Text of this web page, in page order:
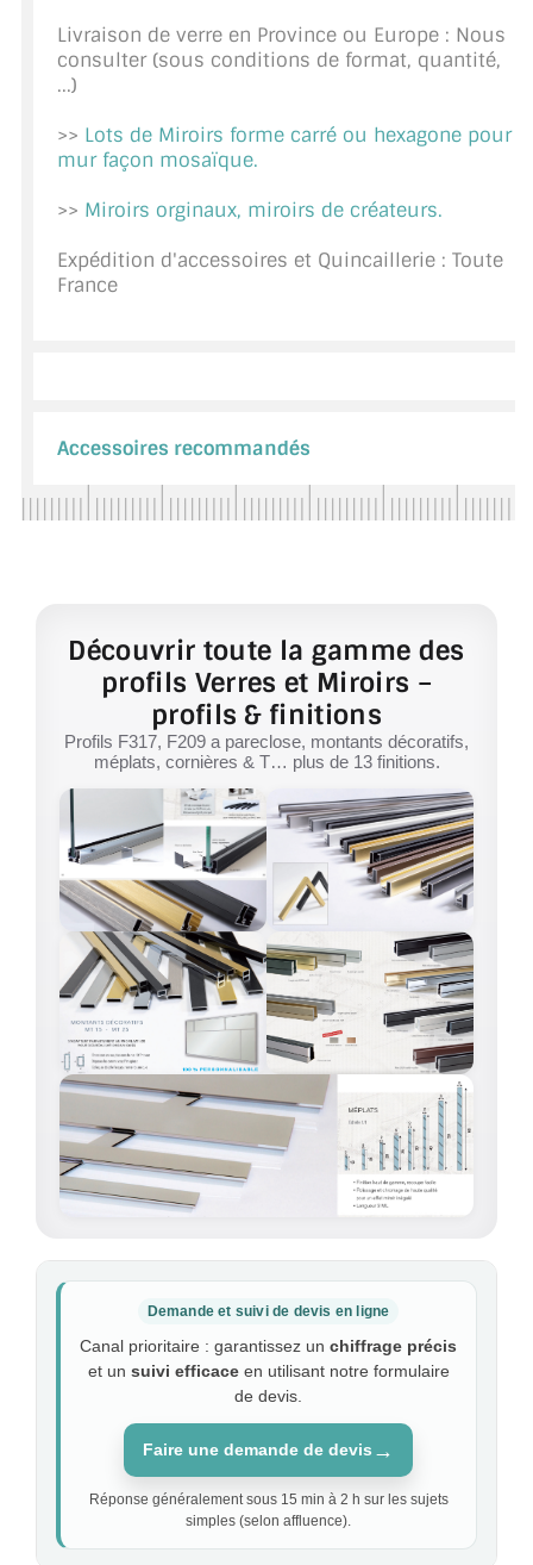
A PROPOS DE LA LIVRAISON
COMPTE PRO
MON PANIER
PLAN DU SITE
DÉCONNEXION
Livraison de verre en Province ou Europe : Nous
consulter (sous conditions de format, quantité,
...)
>> Lots de Miroirs forme carré ou hexagone pour
mur façon mosaïque.
>> Miroirs orginaux, miroirs de créateurs.
Expédition d'accessoires et Quincaillerie : Toute
France
Accessoires recommandés
Découvrir toute la gamme des
profils Verres et Miroirs –
profils & finitions
Profils F317, F209 a pareclose, montants décoratifs,
méplats, cornières & T… plus de 13 finitions.
Demande et suivi de devis en ligne
Canal prioritaire : garantissez un chiffrage précis
et un suivi efficaceen utilisant notre formulaire
de devis.
Faire une demande de devis →
Réponse généralement sous 15 min à 2 h sur les sujets
simples (selon affluence).